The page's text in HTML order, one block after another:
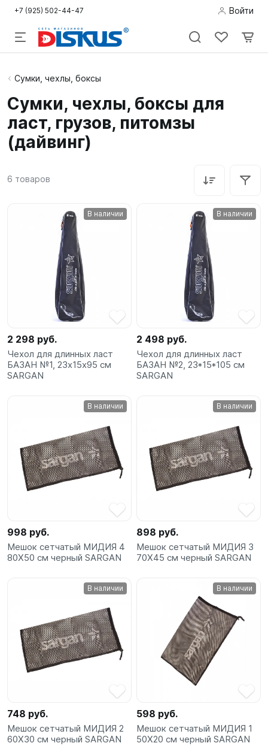
+7 (925) 502-44-47 Войти
Подводная
Дайвинг
Снорклинг /
Бассейн
сёрфинг
Подарочные
Карты
Бренды
Сумки, чехлы, боксы
Сумки, чехлы, боксы для
ласт, грузов, питомзы
(дайвинг)
6 товаров
В наличии
2 298 руб.
Чехол для длинных ласт
БАЗАН №1, 23х15х95 см
SARGAN
В наличии
2 498 руб.
Чехол для длинных ласт
БАЗАН №2, 23*15*105 см
SARGAN
В наличии
998 руб.
Мешок сетчатый МИДИЯ 4
80Х50 см черный SARGAN
В наличии
898 руб.
Мешок сетчатый МИДИЯ 3
70Х45 см черный SARGAN
В наличии
748 руб.
Мешок сетчатый МИДИЯ 2
60Х30 см черный SARGAN
В наличии
598 руб.
Мешок сетчатый МИДИЯ 1
50Х20 см черный SARGAN